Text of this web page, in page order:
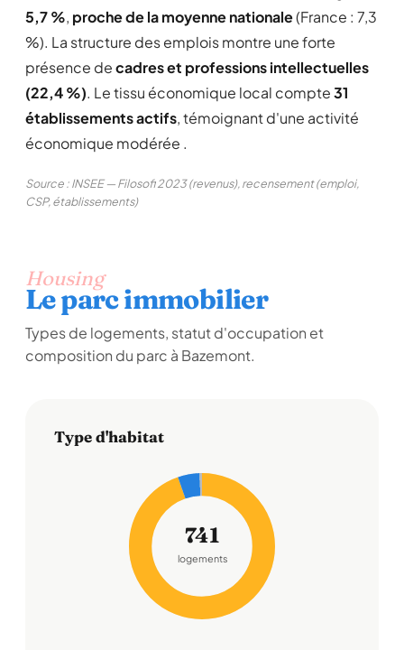
5,7 %, proche de la moyenne nationale(France : 7,3
%). La structure des emplois montre une forte
présence decadres et professions intellectuelles
(22,4 %). Le tissu économique local compte31
établissements actifs, témoignant d'une activité
économique modérée .
Source : INSEE — Filosofi 2023 (revenus), recensement (emploi,
CSP, établissements)
Housing
Le parc immobilier
Types de logements, statut d'occupation et
composition du parc à Bazemont.
Type d'habitat
741
logements